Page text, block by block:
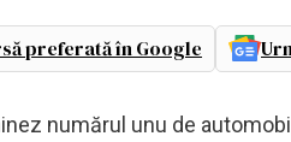
preferată în Google
numărul unu de